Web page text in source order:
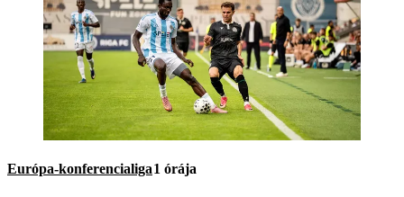
Európa-konferencialiga1 órája